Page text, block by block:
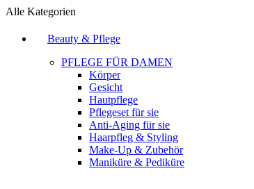
Alle Kategorien
Beauty & Pflege
PFLEGE FÜR DAMEN
Körper
Gesicht
Hautpflege
Pflegeset für sie
Anti-Aging für sie
Haarpfleg & Styling
Make-Up & Zubehör
Maniküre & Pediküre